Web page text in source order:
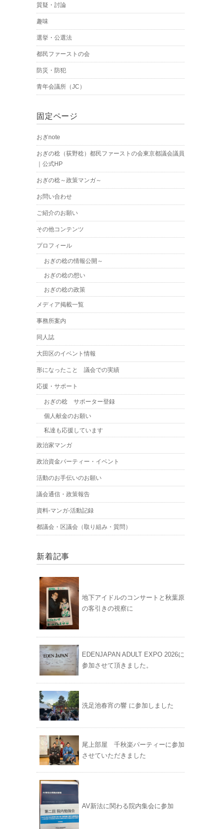
質疑・討論
趣味
選挙・公選法
都民ファーストの会
防災・防犯
青年会議所（JC）
固定ページ
おぎnote
おぎの稔（荻野稔）都民ファーストの会東京都議会議員
｜公式HP
おぎの稔～政策マンガ～
お問い合わせ
ご紹介のお願い
その他コンテンツ
プロフィール
おぎの稔の情報公開～
おぎの稔の想い
おぎの稔の政策
メディア掲載一覧
事務所案内
同人誌
大田区のイベント情報
形になったこと 議会での実績
応援・サポート
おぎの稔 サポーター登録
個人献金のお願い
私達も応援しています
政治家マンガ
政治資金パーティー・イベント
活動のお手伝いのお願い
議会通信・政策報告
資料-マンガ-活動記録
都議会・区議会（取り組み・質問）
新着記事
地下アイドルのコンサートと秋葉原
の客引きの視察に
EDENJAPAN ADULT EXPO 2026に
参加させて頂きました。
洗足池春宵の響 に参加しました
尾上部屋 千秋楽パーティーに参加
させていただきました
AV新法に関わる院内集会に参加